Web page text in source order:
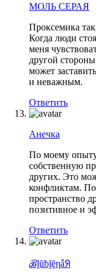
МОЛЬ СЕРАЯ
Проксемика
Когда люди
меня
другой
может
и неважным.
Ответить
Анечка
По моему
собственную
других. Это
конфликтам.
пространство
позитивное и
Ответить
ℬḽũƀḽḝηẫᖆ